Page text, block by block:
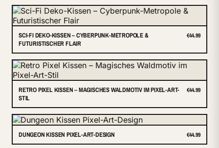
SCI-FI DEKO-KISSEN – CYBERPUNK-METROPOLE &
FUTURISTISCHER FLAIR
€44.99
RETRO PIXEL KISSEN – MAGISCHES WALDMOTIV IM PIXEL-ART-
STIL
€44.99
DUNGEON KISSEN PIXEL-ART-DESIGN €44.99